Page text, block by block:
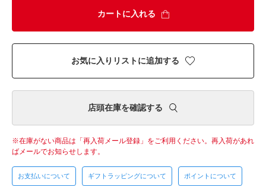
カートに入れる
お気に入りリストに追加する
店頭在庫を確認する
在庫がない商品は「再入荷メール登録」をご利用ください。 再入荷があれ
ばメールでお知らせします。
お支払いについて ギフトラッピングについて ポイントについて